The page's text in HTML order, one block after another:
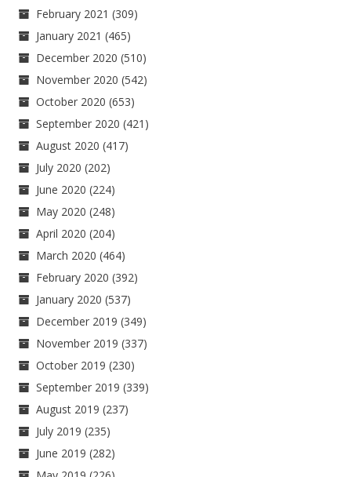
February 2021 (309)
January 2021 (465)
December 2020 (510)
November 2020 (542)
October 2020 (653)
September 2020 (421)
August 2020 (417)
July 2020 (202)
June 2020 (224)
May 2020 (248)
April 2020 (204)
March 2020 (464)
February 2020 (392)
January 2020 (537)
December 2019 (349)
November 2019 (337)
October 2019 (230)
September 2019 (339)
August 2019 (237)
July 2019 (235)
June 2019 (282)